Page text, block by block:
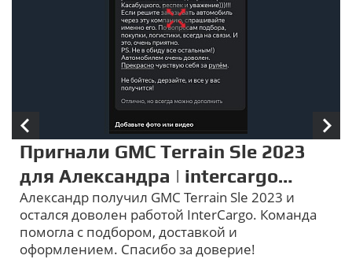
Пригнали GMC Terrain Sle 2023
для Александра | intercargo
отзывы
Александр получил GMC Terrain Sle 2023 и
остался доволен работой InterCargo. Команда
помогла с подбором, доставкой и
оформлением. Спасибо за доверие!